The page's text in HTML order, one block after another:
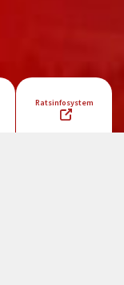
Ratsinfosystem